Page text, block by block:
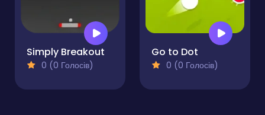
Simply Breakout
0 (0 Голосів)
Go to Dot
0 (0 Голосів)